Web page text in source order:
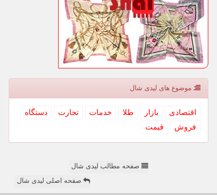
موضوع های لیدی شال
اقتصادی بازار طلا خدمات تجارت
دستگاه
فروش
قیمت
صفحه مطالب لیدی شال
صفحه اصلی لیدی شال